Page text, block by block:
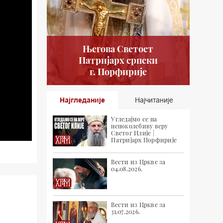
Његова Светост
Патријарх српски
г. Порфирије
Најгледаније Најчитаније
Угледајмо се на
непоколебиву веру
Светог Илије |
Патријарх Порфирије
Вести из Цркве за
04.08.2026.
Вести из Цркве за
31.07.2026.